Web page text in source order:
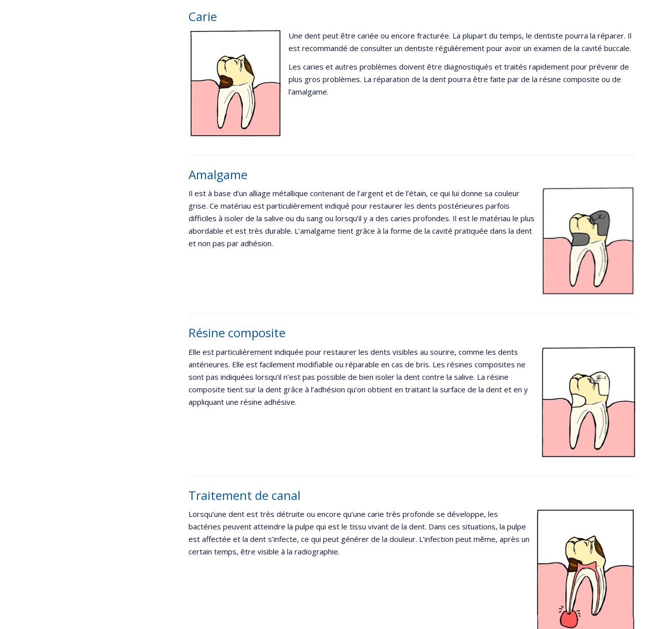
Carie
Une dent peut être cariée ou encore fracturée. La plupart du temps, le dentiste pourra la réparer. Il
est recommandé de consulter un dentiste régulièrement pour avoir un examen de la cavité buccale.
Les caries et autres problèmes doivent être diagnostiqués et traités rapidement pour prévenir de
plus gros problèmes. La réparation de la dent pourra être faite par de la résine composite ou de
l’amalgame.
Amalgame
Il est à base d’un alliage métallique contenant de l’argent et de l’étain, ce qui lui donne sa couleur
grise. Ce matériau est particulièrement indiqué pour restaurer les dents postérieures parfois
difficiles à isoler de la salive ou du sang ou lorsqu’il y a des caries profondes. Il est le matériau le plus
abordable et est très durable. L’amalgame tient grâce à la forme de la cavité pratiquée dans la dent
et non pas par adhésion.
Résine composite
Elle est particulièrement indiquée pour restaurer les dents visibles au sourire, comme les dents
antérieures. Elle est facilement modifiable ou réparable en cas de bris. Les résines composites ne
sont pas indiquées lorsqu’il n’est pas possible de bien isoler la dent contre la salive. La résine
composite tient sur la dent grâce à l’adhésion qu’on obtient en traitant la surface de la dent et en y
appliquant une résine adhésive.
Traitement de canal
Lorsqu’une dent est très détruite ou encore qu’une carie très profonde se développe, les
bactéries peuvent atteindre la pulpe qui est le tissu vivant de la dent. Dans ces situations, la pulpe
est affectée et la dent s’infecte, ce qui peut générer de la douleur. L’infection peut même, après un
certain temps, être visible à la radiographie.